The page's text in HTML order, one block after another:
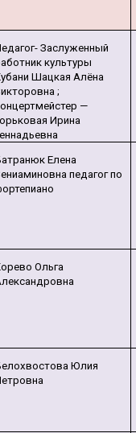
Заслуженный
культуры
Шацкая Алёна
;
—
Ирина
Елена
педагог по
Ольга
Юлия